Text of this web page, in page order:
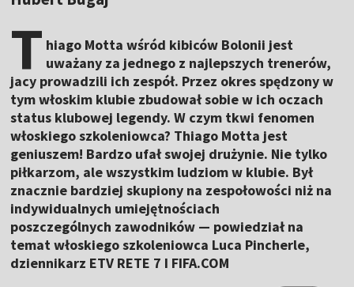
T hiago Motta wśród kibiców Bolonii jest
uważany za jednego z najlepszych trenerów,
jacy prowadzili ich zespół. Przez okres spędzony w
tym włoskim klubie zbudował sobie w ich oczach
status klubowej legendy. W czym tkwi fenomen
włoskiego szkoleniowca? Thiago Motta jest
geniuszem! Bardzo ufał swojej drużynie. Nie tylko
piłkarzom, ale wszystkim ludziom w klubie. Był
znacznie bardziej skupiony na zespołowości niż na
indywidualnych umiejętnościach
poszczególnych zawodników — powiedział na
temat włoskiego szkoleniowca Luca Pincherle,
dziennikarz ETV RETE 7 I FIFA.COM